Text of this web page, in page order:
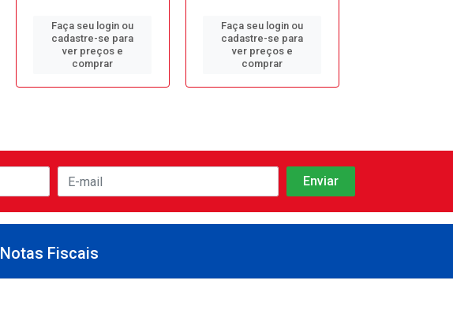
Faça seu login ou
cadastre-se para
ver preços e
comprar
Faça seu login ou
cadastre-se para
ver preços e
comprar
Notas Fiscais